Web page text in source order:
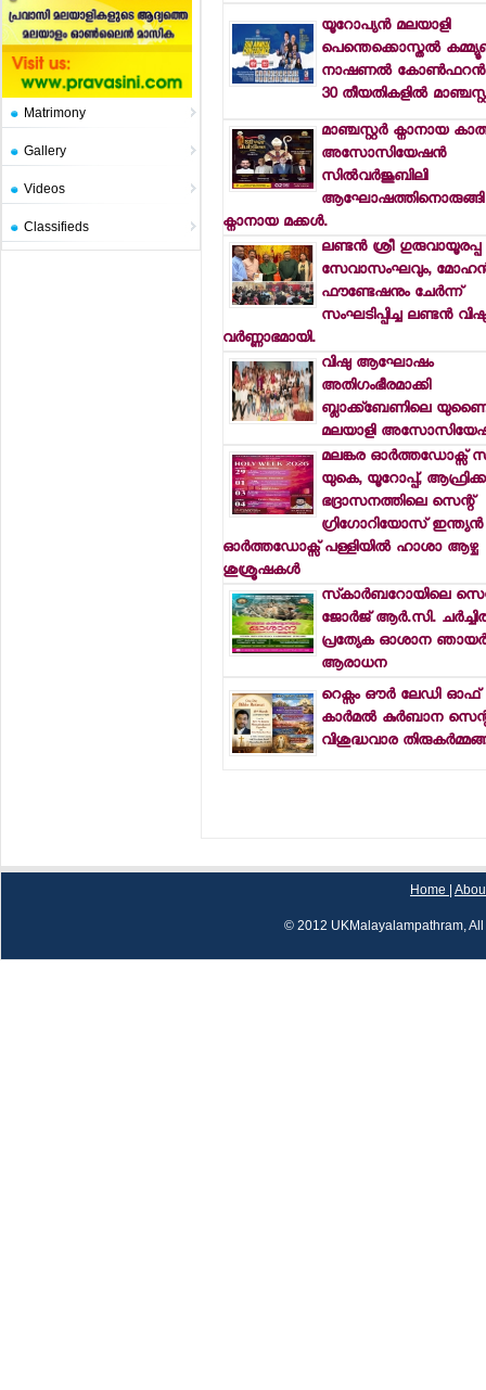
Matrimony
Gallery
Videos
Classifieds
യൂറോപ്യന്‍ മലയാളി
പെന്തെക്കൊസ്തല്‍
നാഷണല്‍
30 തീയതികളില്‍
മാഞ്ചസ്റ്റര്‍ ക്നാനായ
അസോസിയേഷന്‍
സില്‍വര്‍ജൂബിലി
ആഘോഷത്തിനൊരുങ്ങി
ക്നാനായ മക്കള്‍.
ലണ്ടന്‍ ശ്രീ ഗുരുവായൂരപ്പ
സേവാസംഘവും,
ഫൗണ്ടേഷനും ചേര്‍ന്ന്
സംഘടിപ്പിച്ച ലണ്ടന്‍
വര്‍ണ്ണാഭമായി.
വിഷു ആഘോഷം
അതിഗംഭീരമാക്കി
ബ്ലാക്ക്ബേണിലെ
മലയാളി
മലങ്കര ഓര്‍ത്തഡോക്സ്
യുകെ, യൂറോപ്പ്, ആഫ്രിക്ക
ഭദ്രാസനത്തിലെ സെന്റ്
ഗ്രിഗോറിയോസ് ഇന്ത്യന്‍
ഓര്‍ത്തഡോക്സ് പള്ളിയില്‍ ഹാശാ ആഴ്ച
ശുശ്രൂഷകള്‍
സ്‌കാര്‍ബറോയിലെ
ജോര്‍ജ് ആര്‍.സി.
പ്രത്യേക ഓശാന
ആരാധന
റെക്സം ഔര്‍ ലേഡി ഓഫ്
കാര്‍മല്‍ കുര്‍ബാന
വിശുദ്ധവാര
Home
© 2012 UKMalayalampathram,